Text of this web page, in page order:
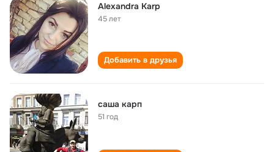
Alexandra Karp
45 лет
Добавить в друзья
саша карп
51 год